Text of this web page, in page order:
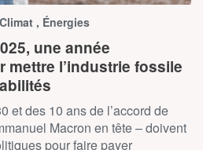
, Énergies
une année
mettre l’industrie fossile
et des 10 ans de l’accord de
Macron en tête – doivent
pour faire payer